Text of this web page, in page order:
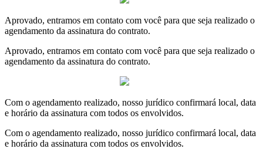
Aprovado, entramos em contato com você para que seja realizado o
agendamento da assinatura do contrato.
Aprovado, entramos em contato com você para que seja realizado o
agendamento da assinatura do contrato.
Com o agendamento realizado, nosso jurídico confirmará local, data
e horário da assinatura com todos os envolvidos.
Com o agendamento realizado, nosso jurídico confirmará local, data
e horário da assinatura com todos os envolvidos.